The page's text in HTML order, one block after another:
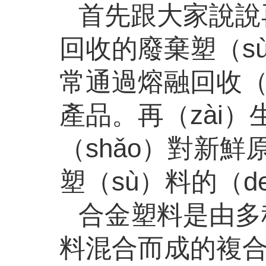
首先跟大家說
回收的廢棄塑（
常通過熔融回收
產品。再（zài）
（shǎo）對新
塑（sù）料的（
合金塑料是由
料混合而成的複